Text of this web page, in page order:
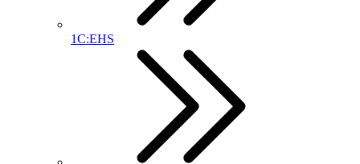
1С:EHS